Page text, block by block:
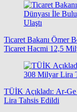
Ticaret Bakanı Ömer
Ticaret Hacmi 12,5
TÜİK Açıkladı: Ar-
Lira Tahsis Edildi